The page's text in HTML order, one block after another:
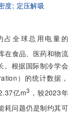
度; 定压解吸
占全球总用电量的
在食品、医药和物流
。根据国际制冷学会
）的统计数据，
亿m3 ，较2023年
耗问题仍是制约其可